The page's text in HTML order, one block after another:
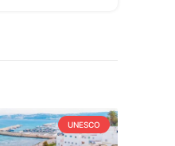
UNESCO